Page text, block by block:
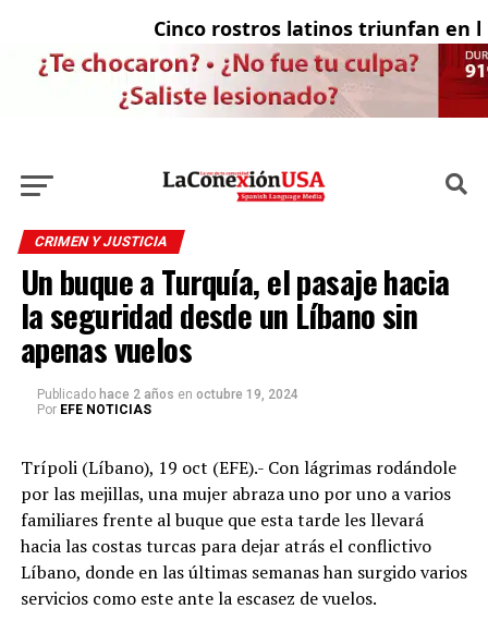
Cinco rostros latinos triunfan en la
CRIMEN Y JUSTICIA
Un buque a Turquía, el pasaje hacia
la seguridad desde un Líbano sin
apenas vuelos
Publicado hace 2 años en octubre 19, 2024
Por EFE NOTICIAS
Trípoli (Líbano), 19 oct (EFE).- Con lágrimas rodándole
por las mejillas, una mujer abraza uno por uno a varios
familiares frente al buque que esta tarde les llevará
hacia las costas turcas para dejar atrás el conflictivo
Líbano, donde en las últimas semanas han surgido varios
servicios como este ante la escasez de vuelos.